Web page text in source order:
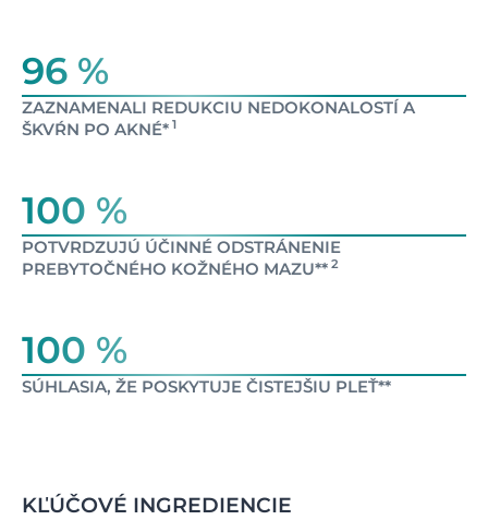
96 %
ZAZNAMENALI REDUKCIU NEDOKONALOSTÍ A
ŠKVŔN PO AKNÉ* 1
100 %
POTVRDZUJÚ ÚČINNÉ ODSTRÁNENIE
PREBYTOČNÉHO KOŽNÉHO MAZU** 2
100 %
SÚHLASIA, ŽE POSKYTUJE ČISTEJŠIU PLEŤ**
KĽÚČOVÉ INGREDIENCIE